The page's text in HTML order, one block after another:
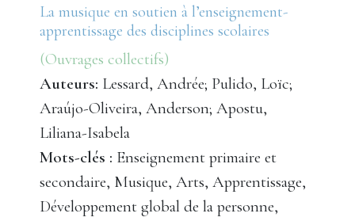
La musique en soutien à l’enseignement-
apprentissage des disciplines scolaires
(Ouvrages collectifs)
Auteurs: Lessard, Andrée; Pulido, Loïc;
Araújo-Oliveira, Anderson; Apostu,
Liliana-Isabela
Mots-clés : Enseignement primaire et
secondaire, Musique, Arts, Apprentissage,
Développement global de la personne,